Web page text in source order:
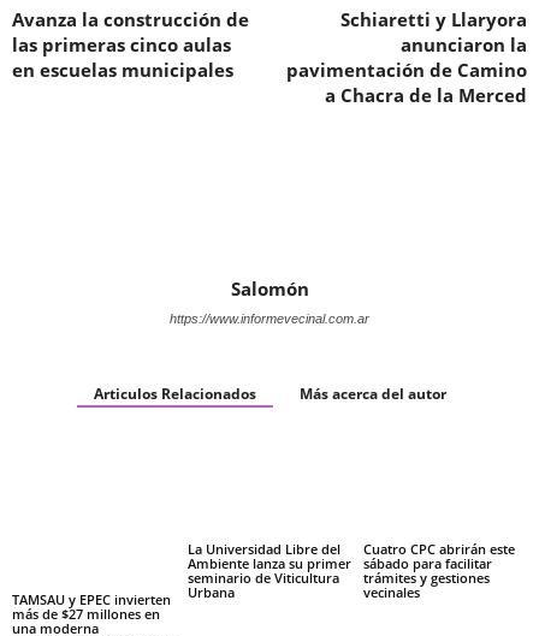
Avanza la construcción de
las primeras cinco aulas
en escuelas municipales
Schiaretti y Llaryora
anunciaron la
pavimentación de Camino
a Chacra de la Merced
Salomón
https://www.informevecinal.com.ar
Articulos Relacionados Más acerca del autor
TAMSAU y EPEC invierten
más de $27 millones en
una moderna
La Universidad Libre del
Ambiente lanza su primer
seminario de Viticultura
Urbana
Cuatro CPC abrirán este
sábado para facilitar
trámites y gestiones
vecinales